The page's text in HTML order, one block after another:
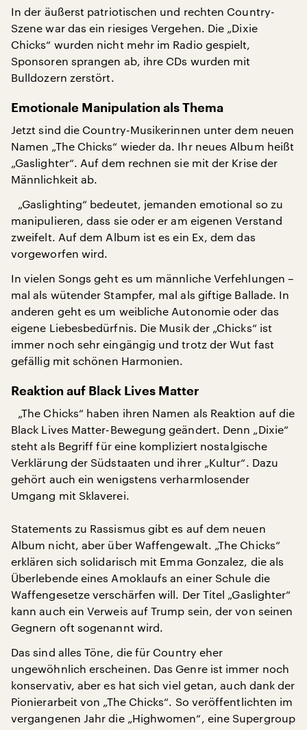
In der äußerst patriotischen und rechten Country-
Szene war das ein riesiges Vergehen. Die „Dixie
Chicks“ wurden nicht mehr im Radio gespielt,
Sponsoren sprangen ab, ihre CDs wurden mit
Bulldozern zerstört.
Emotionale Manipulation als Thema
Jetzt sind die Country-Musikerinnen unter dem neuen
Namen „The Chicks“ wieder da. Ihr neues Album heißt
„Gaslighter“. Auf dem rechnen sie mit der Krise der
Männlichkeit ab.
„Gaslighting“ bedeutet, jemanden emotional so zu
manipulieren, dass sie oder er am eigenen Verstand
zweifelt. Auf dem Album ist es ein Ex, dem das
vorgeworfen wird.
In vielen Songs geht es um männliche Verfehlungen –
mal als wütender Stampfer, mal als giftige Ballade. In
anderen geht es um weibliche Autonomie oder das
eigene Liebesbedürfnis. Die Musik der „Chicks“ ist
immer noch sehr eingängig und trotz der Wut fast
gefällig mit schönen Harmonien.
Reaktion auf Black Lives Matter
„The Chicks“ haben ihren Namen als Reaktion auf die
Black Lives Matter-Bewegung geändert. Denn „Dixie“
steht als Begriff für eine kompliziert nostalgische
Verklärung der Südstaaten und ihrer „Kultur“. Dazu
gehört auch ein wenigstens verharmlosender
Umgang mit Sklaverei.
Statements zu Rassismus gibt es auf dem neuen
Album nicht, aber über Waffengewalt. „The Chicks“
erklären sich solidarisch mit Emma Gonzalez, die als
Überlebende eines Amoklaufs an einer Schule die
Waffengesetze verschärfen will. Der Titel „Gaslighter“
kann auch ein Verweis auf Trump sein, der von seinen
Gegnern oft sogenannt wird.
Das sind alles Töne, die für Country eher
ungewöhnlich erscheinen. Das Genre ist immer noch
konservativ, aber es hat sich viel getan, auch dank der
Pionierarbeit von „The Chicks“. So veröffentlichten im
vergangenen Jahr die „Highwomen“, eine Supergroup